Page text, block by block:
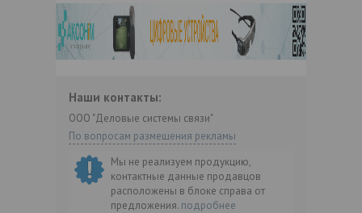
Наши контакты:
ООО "Деловые системы связи"
По вопросам размещения рекламы
Мы не реализуем продукцию,
контактные данные продавцов
расположены в блоке справа от
предложения. подробнее